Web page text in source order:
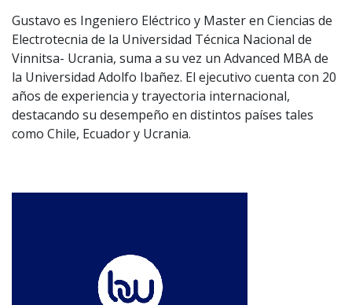
Gustavo es Ingeniero Eléctrico y Master en Ciencias de
Electrotecnia de la Universidad Técnica Nacional de
Vinnitsa- Ucrania, suma a su vez un Advanced MBA de
la Universidad Adolfo Ibañez. El ejecutivo cuenta con 20
años de experiencia y trayectoria internacional,
destacando su desempeño en distintos países tales
como Chile, Ecuador y Ucrania.